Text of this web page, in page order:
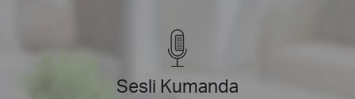
Sesli Kumanda